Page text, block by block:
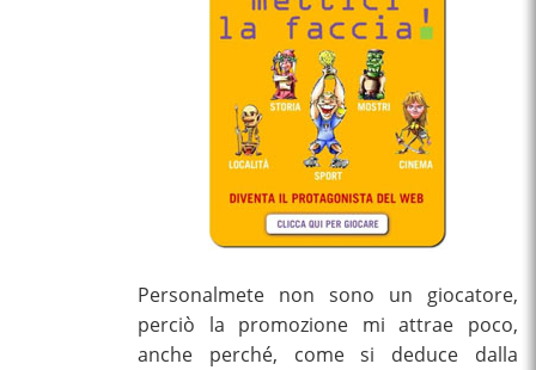
Personalmete non sono un giocatore,
perciò la promozione mi attrae poco,
anche perché, come si deduce dalla